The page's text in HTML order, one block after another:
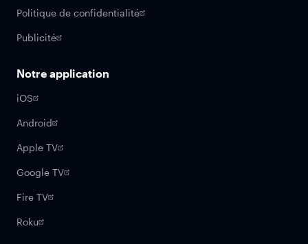
Politique de confidentialité
Publicité
Notre application
iOS
Android
Apple TV
Google TV
Fire TV
Roku